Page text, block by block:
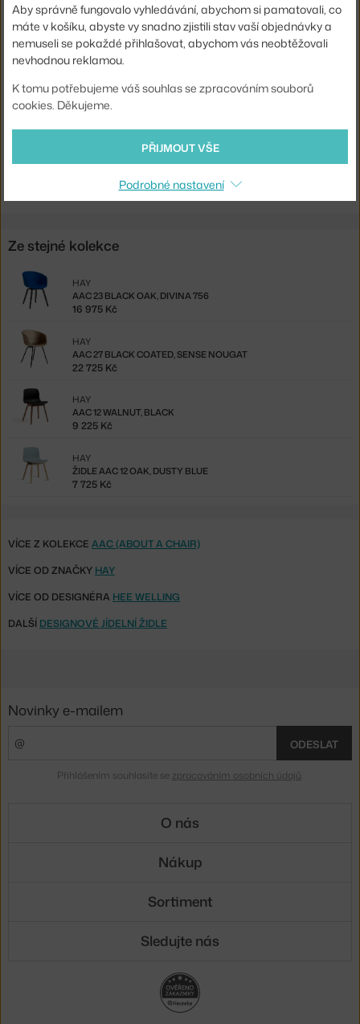
Materiál:
lakovaná ocel, polypropylen
Stohovatelné: ne
Podnož:
kov
Kód produktu HAY-AA229-D162-AA51-01UF
Ste zo Slovenska? Prejdite naAAC 26 Black Steel, dusty blue
Shopping from the EU? Switch toAAC 26 Black, dusty blue
Ze stejné kolekce
AAC 23 BLACK OAK, DIVINA 756
HAY
16 975 Kč
AAC 27 BLACK COATED, SENSE NOUGAT
HAY
22 725 Kč
AAC 12 WALNUT, BLACK
HAY
9 225 Kč
ŽIDLE AAC 12 OAK, DUSTY BLUE
HAY
7 725 Kč
VÍCE Z KOLEKCE AAC (ABOUT A CHAIR)
VÍCE OD ZNAČKY HAY
VÍCE OD DESIGNÉRA HEE WELLING
DALŠÍ DESIGNOVÉ JÍDELNÍ ŽIDLE
Aby správně fungovalo vyhledávání, abychom si pamatovali, co
máte v košíku, abyste vy snadno zjistili stav vaší objednávky a
nemuseli se pokaždé přihlašovat, abychom vás neobtěžovali
nevhodnou reklamou.
K tomu potřebujeme váš souhlas se zpracováním souborů
cookies. Děkujeme.
PŘIJMOUT VŠE
Podrobné nastavení
Novinky e-mailem
ODESLAT
Přihlášením souhlasíte se zpracováním osobních údajů
O nás
Nákup
Sortiment
Sledujte nás